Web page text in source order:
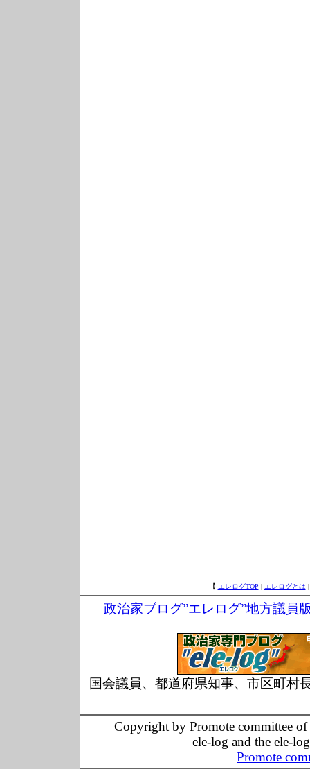
【 エレログTOP | エレログとは
政治家ブログ”エレログ”地方議員
国会議員、都道府県知事、市区町村
Copyright by Promote committee
ele-log and the ele-
Promote